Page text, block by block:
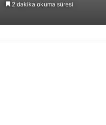
2 dakika okuma süresi